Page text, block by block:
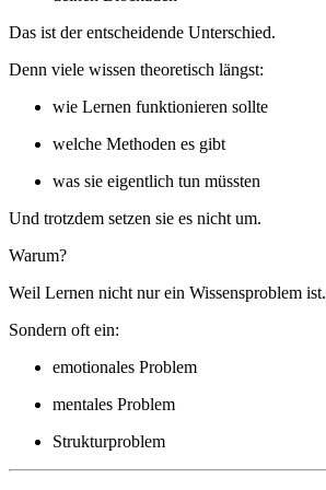
Das ist der entscheidende Unterschied.
Denn viele wissen theoretisch längst:
wie Lernen funktionieren sollte
welche Methoden es gibt
was sie eigentlich tun müssten
Und trotzdem setzen sie es nicht um.
Warum?
Weil Lernen nicht nur ein Wissensproblem ist.
Sondern oft ein:
emotionales Problem
mentales Problem
Strukturproblem